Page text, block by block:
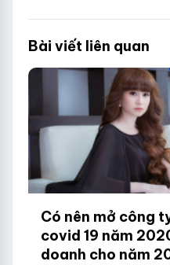
Bài viết liên quan
Có nên mở công
covid 19 năm
doanh cho năm